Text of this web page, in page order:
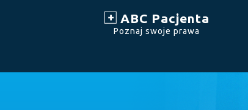
ABC Pacjenta
Poznaj swoje prawa